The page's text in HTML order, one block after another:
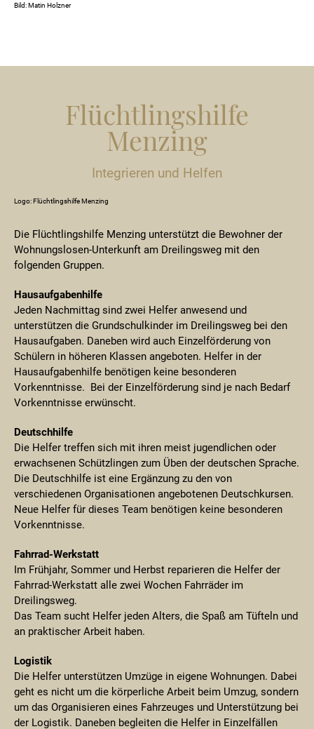
Bild: Matin Holzner
Flüchtlingshilfe
Menzing
Integrieren und Helfen
Logo: Flüchtlingshilfe Menzing
Die Flüchtlingshilfe Menzing unterstützt die Bewohner der
Wohnungslosen-Unterkunft am Dreilingsweg mit den
folgenden Gruppen.
Hausaufgabenhilfe
Jeden Nachmittag sind zwei Helfer anwesend und
unterstützen die Grundschulkinder im Dreilingsweg bei den
Hausaufgaben. Daneben wird auch Einzelförderung von
Schülern in höheren Klassen angeboten. Helfer in der
Hausaufgabenhilfe benötigen keine besonderen
Vorkenntnisse. Bei der Einzelförderung sind je nach Bedarf
Vorkenntnisse erwünscht.
Deutschhilfe
Die Helfer treffen sich mit ihren meist jugendlichen oder
erwachsenen Schützlingen zum Üben der deutschen Sprache.
Die Deutschhilfe ist eine Ergänzung zu den von
verschiedenen Organisationen angebotenen Deutschkursen.
Neue Helfer für dieses Team benötigen keine besonderen
Vorkenntnisse.
Fahrrad-Werkstatt
Im Frühjahr, Sommer und Herbst reparieren die Helfer der
Fahrrad-Werkstatt alle zwei Wochen Fahrräder im
Dreilingsweg.
Das Team sucht Helfer jeden Alters, die Spaß am Tüfteln und
an praktischer Arbeit haben.
Logistik
Die Helfer unterstützen Umzüge in eigene Wohnungen. Dabei
geht es nicht um die körperliche Arbeit beim Umzug, sondern
um das Organisieren eines Fahrzeuges und Unterstützung bei
der Logistik. Daneben begleiten die Helfer in Einzelfällen